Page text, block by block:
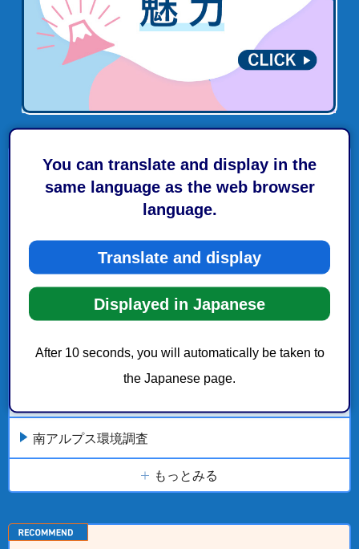
You can translate and display in the
same language as the web browser
language.
Translate and display
Displayed in Japanese
After 10 seconds, you will automatically be taken to
the Japanese page.
環境影響評価（環境アセスメント）
【2026年11月1日施行】静岡市太陽光発電施設の適
【募集終了】市民参画手続き「（仮称）静岡市太陽
光発電施設の適正な設置及び維持管理に関する条例
環境影響評価（環境アセスメント）
南アルプス環境調査
もっとみる